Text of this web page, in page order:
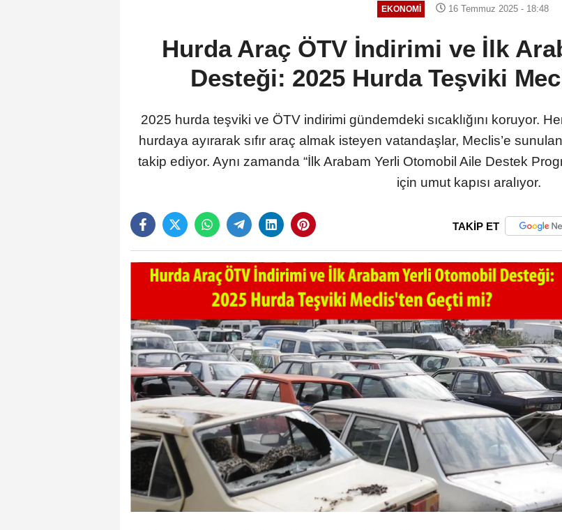
EKONOMI 16 Temmuz 2025 - 18:48
Hurda Araç ÖTV İndirimi ve İlk
Desteği: 2025 Hurda Teşviki
2025 hurda teşviki ve ÖTV indirimi gündemdeki sıcaklığını koruyor.
hurdaya ayırarak sıfır araç almak isteyen vatandaşlar, Meclis’e
takip ediyor. Aynı zamanda “İlk Arabam Yerli Otomobil Aile Destek
için umut kapısı aralıyor.
TAKİP ET